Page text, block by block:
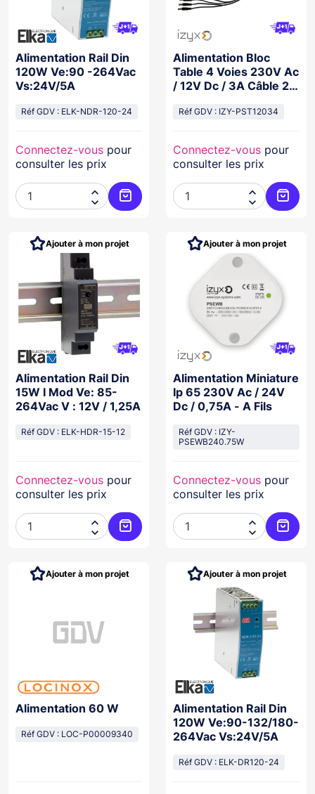
Alimentation Rail Din
120W Ve:90 -264Vac
Vs:24V/5A
Réf GDV : ELK-NDR-120-24
Connectez-vous pour
consulter les prix


Ajouter au panier
Alimentation Bloc
Table 4 Voies 230V Ac
/ 12V Dc / 3A Câble 2M
Réf GDV : IZY-PST12034
Connectez-vous pour
consulter les prix


Alimentation Rail Din
15W I Mod Ve: 85-
264Vac V : 12V / 1,25A
Réf GDV : ELK-HDR-15-12
Connectez-vous pour
consulter les prix


Ajouter au panier
Ajouter à mon projet
Alimentation Miniature
Ip 65 230V Ac / 24V
Dc / 0,75A - A Fils
Réf GDV : IZY-
PSEWB240.75W
Connectez-vous pour
consulter les prix


Ajouter à mon projet
Alimentation 60 W
Réf GDV : LOC-P00009340
Ajouter à mon projet
Alimentation Rail Din
120W Ve:90-132/180-
264Vac Vs:24V/5A
Réf GDV : ELK-DR120-24
Ajouter à mon projet